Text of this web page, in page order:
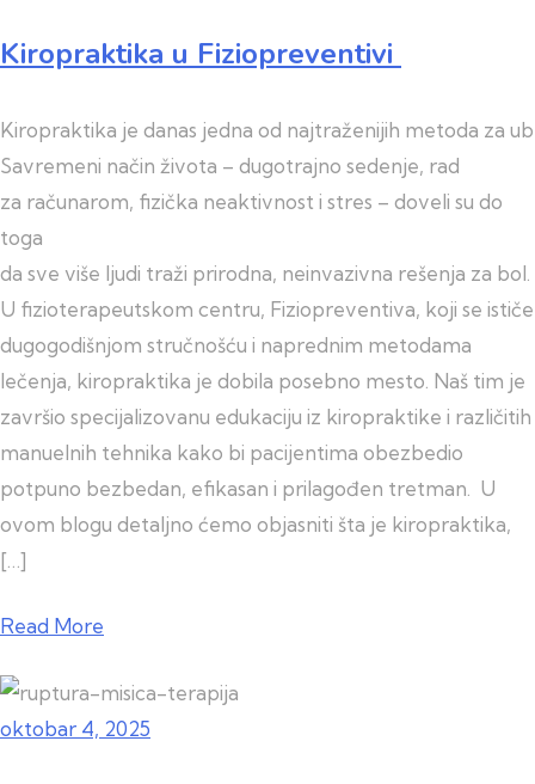
Kiropraktika u Fiziopreventivi
Kiropraktika je danas jedna od najtraženijih metoda za
Savremeni način života – dugotrajno sedenje, rad
za računarom, fizička neaktivnost i stres – doveli su do
toga
da sve više ljudi traži prirodna, neinvazivna rešenja za
U fizioterapeutskom centru, Fiziopreventiva, koji se ističe
dugogodišnjom stručnošću i naprednim metodama
lečenja, kiropraktika je dobila posebno mesto. Naš tim je
završio specijalizovanu edukaciju iz kiropraktike i različitih
manuelnih tehnika kako bi pacijentima obezbedio
potpuno bezbedan, efikasan i prilagođen tretman. U
ovom blogu detaljno ćemo objasniti šta je kiropraktika,
[…]
Read More
oktobar 4, 2025